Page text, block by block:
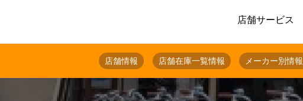
店舗サービス
店舗情報 店舗在庫一覧情報 メーカー別情報